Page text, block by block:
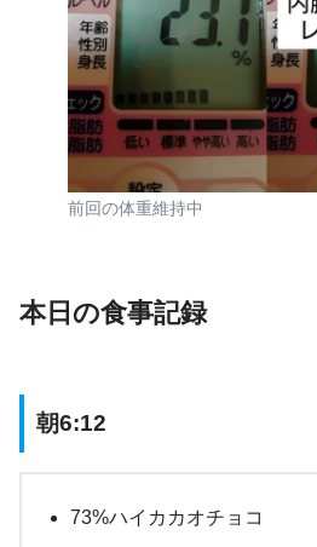
前回の体重維持中
本日の食事記録
朝6:12
73%ハイカカオチョコ